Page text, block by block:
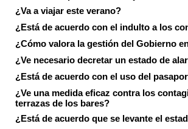
¿Va a viajar este verano?
¿Está de acuerdo con el indulto a los
¿Cómo valora la gestión del Gobierno
¿Ve necesario decretar un estado de
¿Está de acuerdo con el uso del
¿Ve una medida eficaz contra los
terrazas de los bares?
¿Está de acuerdo que se levante el